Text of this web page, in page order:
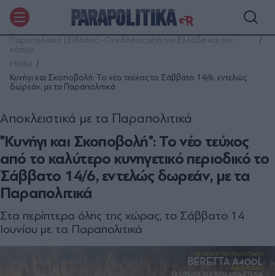
Παραπολιτικά | Ειδήσεις - Οι ειδήσεις από την Ελλάδα και τον
κόσμο
Media
Κυνήγι και Σκοποβολή: Το νέο τεύχος το Σάββατο 14/6, εντελώς
δωρεάν, με τα Παραπολιτικά
"Κυνήγι και Σκοποβολή": Το νέο τεύχος
από το καλύτερο κυνηγετικό περιοδικό το
Σάββατο 14/6, εντελώς δωρεάν, με τα
Παραπολιτικά
Αποκλειστικά με τα Παραπολιτικά
Στα περίπτερα όλης της χώρας, το Σάββατο 14
Ιουνίου με τα Παραπολιτικά